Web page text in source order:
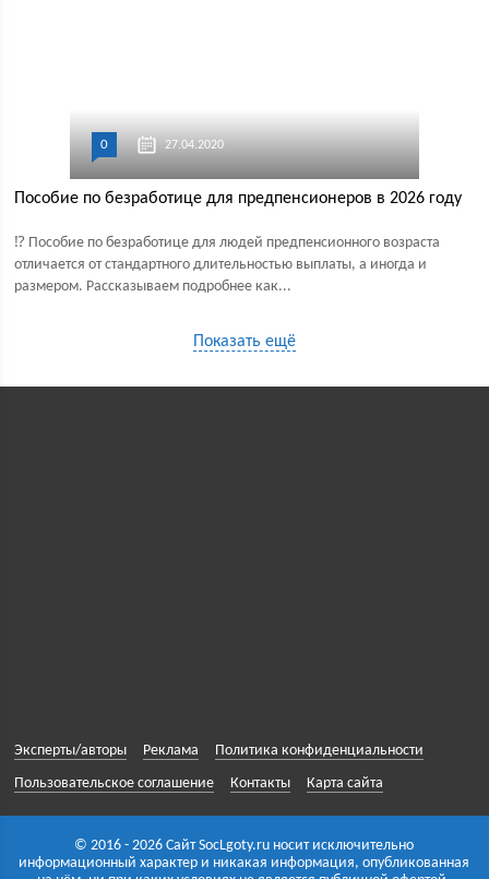
0 27.04.2020
Пособие по безработице для предпенсионеров в 2026 году
⁉ Пособие по безработице для людей предпенсионного возраста
отличается от стандартного длительностью выплаты, а иногда и
размером. Рассказываем подробнее как...
Показать ещё
Эксперты/авторы Реклама
Политика конфиденциальности
Пользовательское соглашение
Контакты Карта сайта
© 2016 - 2026 Сайт SocLgoty.ru носит исключительно
информационный характер и никакая информация, опубликованная